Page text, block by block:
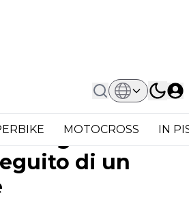
MOTOCROSS IN
Tragedia Al TT 2026: Daniel
al TT
Ingham
di un